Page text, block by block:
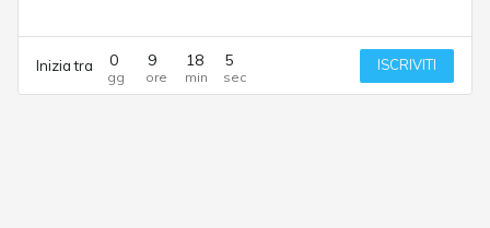
Inizia tra 0 9 18 5 ISCRIVITI